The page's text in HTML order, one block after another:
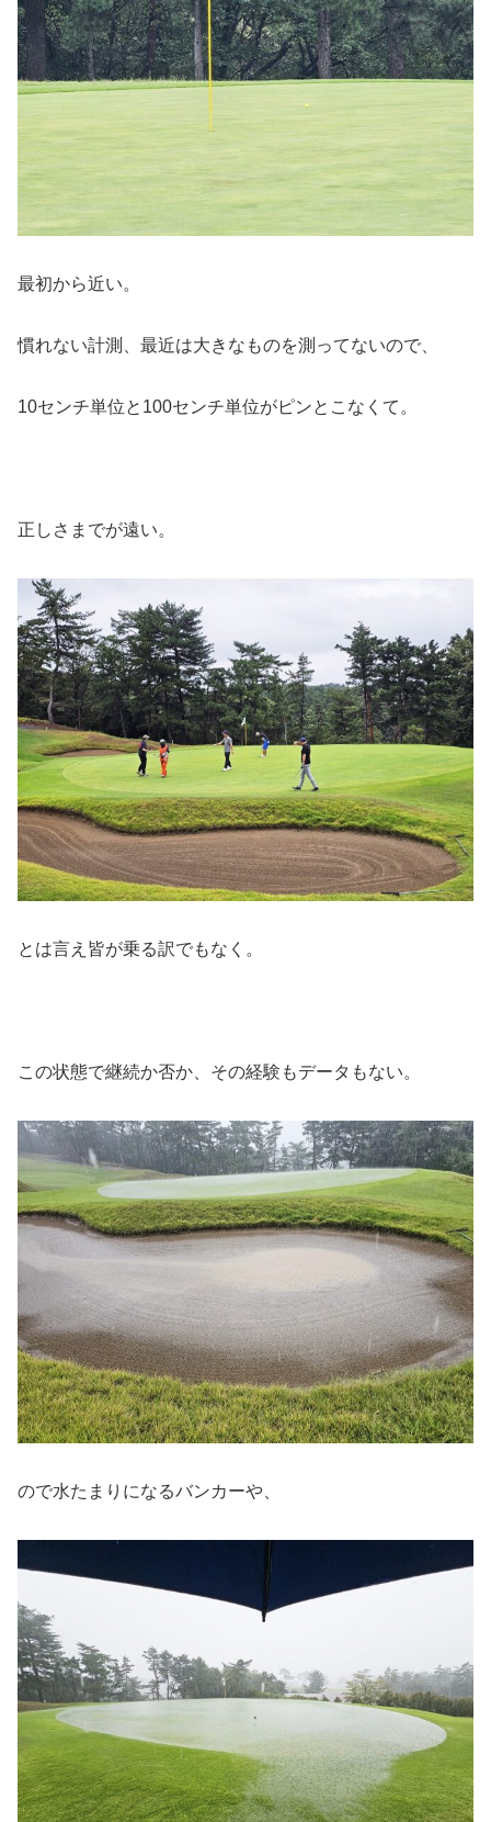
最初から近い。
慣れない計測、最近は大きなものを測ってないので、
10センチ単位と100センチ単位がピンとこなくて。
正しさまでが遠い。
とは言え皆が乗る訳でもなく。
この状態で継続か否か、その経験もデータもない。
ので水たまりになるバンカーや、